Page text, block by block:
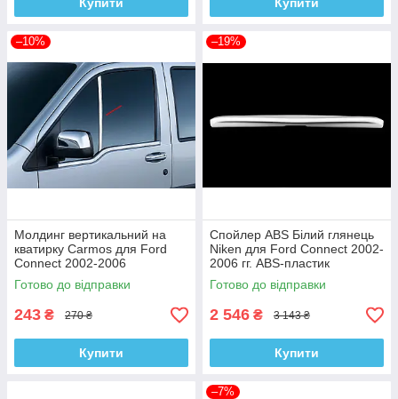
–10%
Молдинг вертикальний на
кватирку Carmos для Ford
Connect 2002-2006
нержавіюча сталь (2 шт.)
Готово до відправки
243 ₴ 270 ₴
Купити
–19%
Спойлер ABS Білий глянець
Niken для Ford Connect 2002-
2006 гг. ABS-пластик
Готово до відправки
2 546 ₴ 3 143 ₴
Купити
–7%